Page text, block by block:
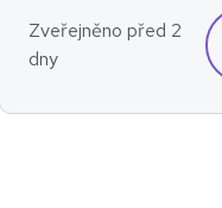
Zveřejněno před 2
dny